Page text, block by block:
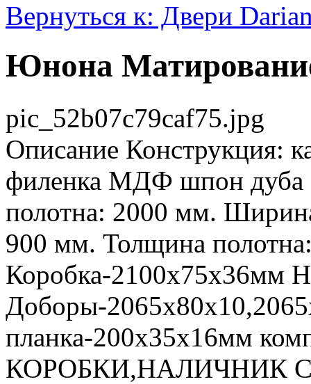
Вернуться к: Двери
Юнона
pic_52b07c79caf75.jpg
Описание Конструкция:
филенка МДФ шпон дуба
полотна: 2000 мм.
900 мм. Толщина
Коробка-2100х75х36мм
Доборы-
планка-200х35х16мм
КОРОБКИ,НАЛИЧНИК С